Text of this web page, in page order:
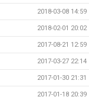
2018-03-08 14:59
2018-02-01 20:02
2017-08-21 12:59
2017-03-27 22:14
2017-01-30 21:31
2017-01-18 20:39